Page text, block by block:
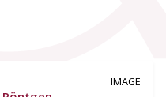
IMAGE